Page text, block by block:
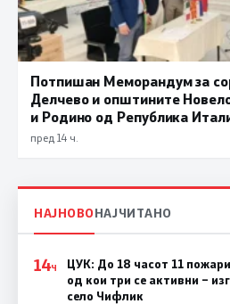
Потпишан Меморандум за
Делчево и општините
и Родино од Република
пред 14 ч.
НАЈНОВОНАЈЧИТАНО
14Ч
ЦУК: До 18 часот 11
од кои три се активни –
село Чифлик